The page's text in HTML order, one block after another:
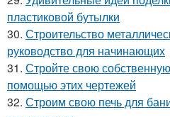
пластиковой бутылки
30. Строительство
руководство для начинающих
31. Стройте свою
помощью этих чертежей
32. Строим свою печь для